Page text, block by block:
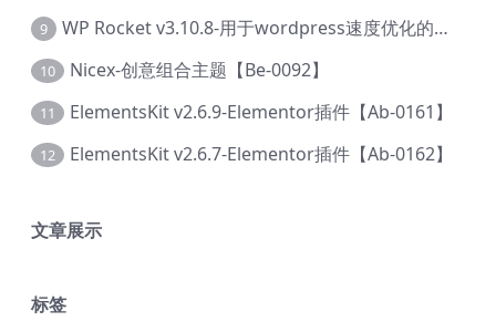
9 WP Rocket v3.10.8-用于wordpress速度优化的缓存加速插件【Cd-0019】
10 Nicex-创意组合主题【Be-0092】
11 ElementsKit v2.6.9-Elementor插件【Ab-0161】
12 ElementsKit v2.6.7-Elementor插件【Ab-0162】
文章展示
标签